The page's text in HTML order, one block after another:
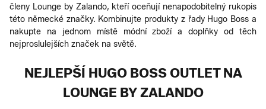
členy Lounge by Zalando, kteří oceňují nenapodobitelný rukopis
této německé značky. Kombinujte produkty z řady Hugo Boss a
nakupte na jednom místě módní zboží a doplňky od těch
nejproslulejších značek na světě.
NEJLEPŠÍ HUGO BOSS OUTLET NA
LOUNGE BY ZALANDO